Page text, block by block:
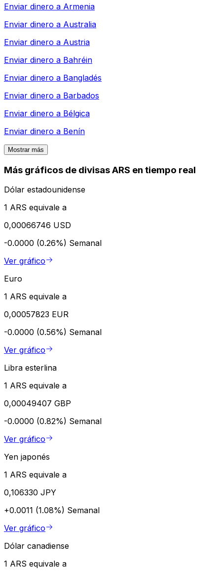
Enviar dinero a Armenia
Enviar dinero a Australia
Enviar dinero a Austria
Enviar dinero a Bahréin
Enviar dinero a Bangladés
Enviar dinero a Barbados
Enviar dinero a Bélgica
Enviar dinero a Benín
Mostrar más
Más gráficos de divisas ARS en tiempo real
Dólar estadounidense
1 ARS equivale a
0,00066746 USD
-0.0000 (0.26%) Semanal
Ver gráfico
Euro
1 ARS equivale a
0,00057823 EUR
-0.0000 (0.56%) Semanal
Ver gráfico
Libra esterlina
1 ARS equivale a
0,00049407 GBP
-0.0000 (0.82%) Semanal
Ver gráfico
Yen japonés
1 ARS equivale a
0,106330 JPY
+0.0011 (1.08%) Semanal
Ver gráfico
Dólar canadiense
1 ARS equivale a